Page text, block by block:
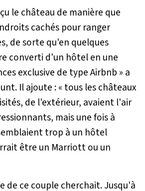
le château de manière que
cachés pour ranger
de sorte qu'en quelques
converti d'un hôtel en une
exclusive de type Airbnb » a
Il ajoute :« tous les châteaux
de l'extérieur, avaient l'air
mais une fois à
trop à un hôtel
être un Marriott ou un
de ce couple cherchait. Jusqu'à